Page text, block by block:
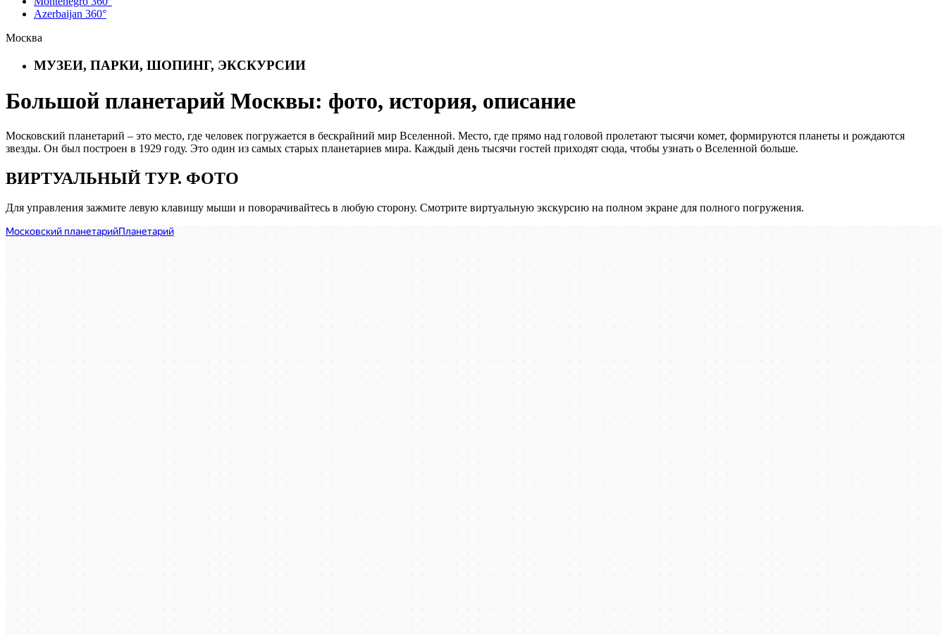
Azerbaijan 360°
Москва
МУЗЕИ, ПАРКИ, ШОПИНГ, ЭКСКУРСИИ
Большой планетарий Москвы: фото, история, описание
Московский планетарий – это место, где человек погружается в бескрайний мир Вселенной. Место, где прямо над головой пролетают тысячи комет, формируются планеты и рождаются
звезды. Он был построен в 1929 году. Это один из самых старых планетариев мира. Каждый день тысячи гостей приходят сюда, чтобы узнать о Вселенной больше.
ВИРТУАЛЬНЫЙ ТУР. ФОТО
Для управления зажмите левую клавишу мыши и поворачивайтесь в любую сторону. Смотрите виртуальную экскурсию на полном экране для полного погружения.